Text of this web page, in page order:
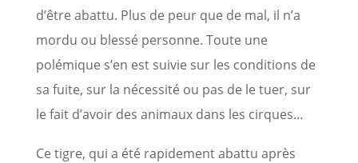
d’être abattu. Plus de peur que de mal, il n’a
mordu ou blessé personne. Toute une
polémique s’en est suivie sur les conditions de
sa fuite, sur la nécessité ou pas de le tuer, sur
le fait d’avoir des animaux dans les cirques…
Ce tigre, qui a été rapidement abattu après